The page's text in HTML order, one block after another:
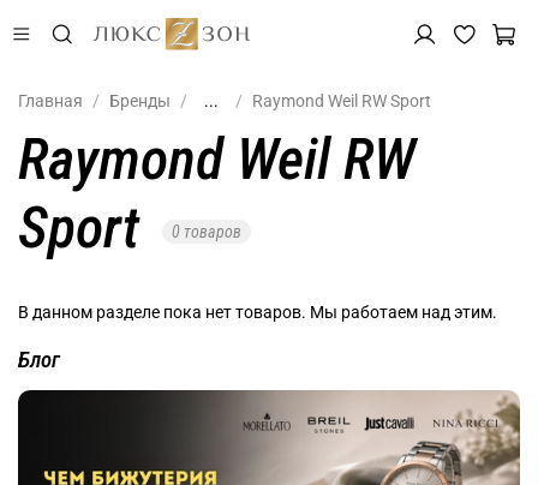
Главная Бренды ... Raymond Weil RW Sport
Raymond Weil RW
Sport
0 товаров
В данном разделе пока нет товаров. Мы работаем над этим.
Блог